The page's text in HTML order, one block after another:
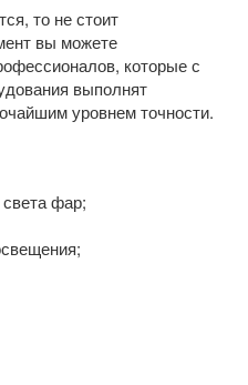
то не стоит
вы можете
которые с
выполнят
уровнем точности.
фар;